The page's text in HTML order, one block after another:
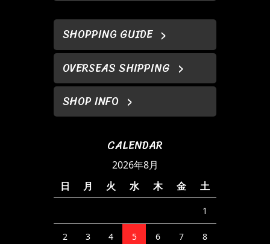
SHOPPING GUIDE
OVERSEAS SHIPPING
SHOP INFO
CALENDAR
2026年8月
日
月 火 水 木 金 土
1
2 3 4 5 6 7 8